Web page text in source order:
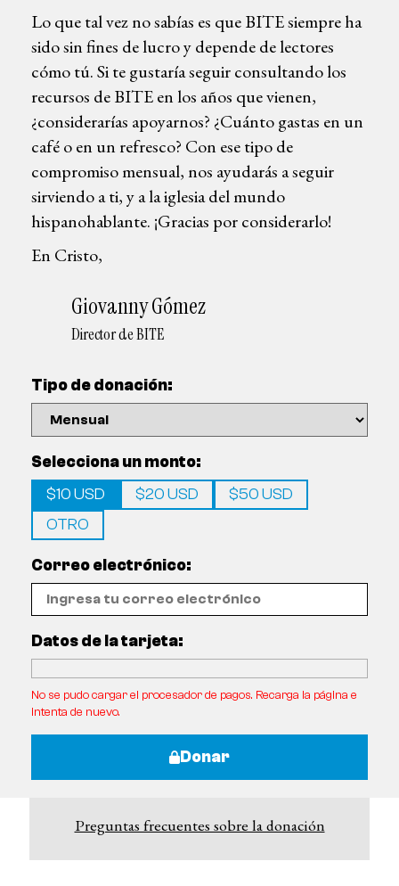
Lo que tal vez no sabías es que BITE siempre ha
sido sin fines de lucro y depende de lectores
cómo tú. Si te gustaría seguir consultando los
recursos de BITE en los años que vienen,
¿considerarías apoyarnos? ¿Cuánto gastas en un
café o en un refresco? Con ese tipo de
compromiso mensual, nos ayudarás a seguir
sirviendo a ti, y a la iglesia del mundo
hispanohablante. ¡Gracias por considerarlo!
En Cristo,
Giovanny Gómez
Director de BITE
Tipo de donación:
Selecciona un monto:
$10 USD
$20 USD
$50 USD
OTRO
Correo electrónico:
Datos de la tarjeta:
No se pudo cargar el procesador de pagos. Recarga la página e
intenta de nuevo.
Donar
Preguntas frecuentes sobre la donación